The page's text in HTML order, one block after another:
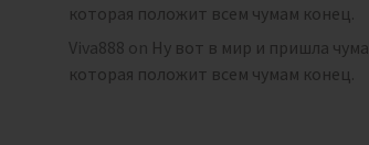
которая положит всем чумам конец.
Viva888 on Ну вот в мир и пришла чума,
которая положит всем чумам конец.